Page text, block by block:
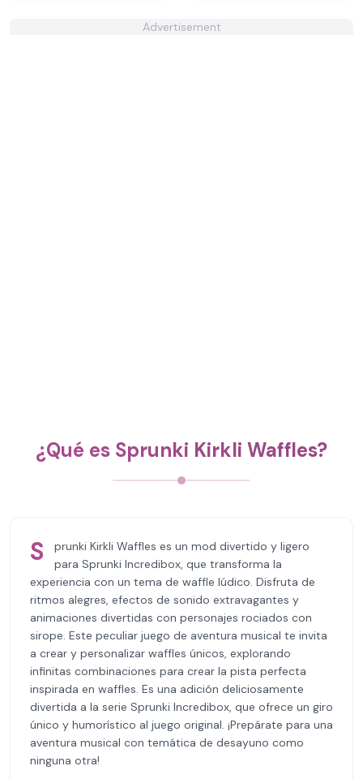
Advertisement
¿Qué es Sprunki Kirkli Waffles?
S
prunki Kirkli Waffles es un mod divertido y ligero
para Sprunki Incredibox, que transforma la
experiencia con un tema de waffle lúdico. Disfruta de
ritmos alegres, efectos de sonido extravagantes y
animaciones divertidas con personajes rociados con
sirope. Este peculiar juego de aventura musical te invita
a crear y personalizar waffles únicos, explorando
infinitas combinaciones para crear la pista perfecta
inspirada en waffles. Es una adición deliciosamente
divertida a la serie Sprunki Incredibox, que ofrece un giro
único y humorístico al juego original. ¡Prepárate para una
aventura musical con temática de desayuno como
ninguna otra!